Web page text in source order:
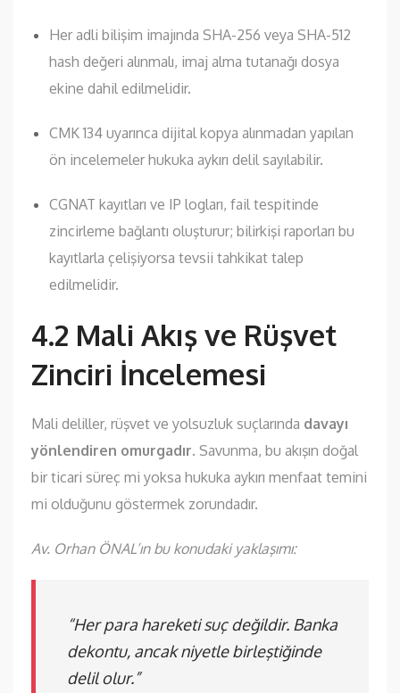
Her adli bilişim imajında SHA-256 veya SHA-512
hash değeri alınmalı, imaj alma tutanağı dosya
ekine dahil edilmelidir.
CMK 134 uyarınca dijital kopya alınmadan yapılan
ön incelemeler hukuka aykırı delil sayılabilir.
CGNAT kayıtları ve IP logları, fail tespitinde
zincirleme bağlantı oluşturur; bilirkişi raporları bu
kayıtlarla çelişiyorsa tevsii tahkikat talep
edilmelidir.
4.2 Mali Akış ve Rüşvet
Zinciri İncelemesi
Mali deliller, rüşvet ve yolsuzluk suçlarında davayı
yönlendiren omurgadır. Savunma, bu akışın doğal
bir ticari süreç mi yoksa hukuka aykırı menfaat temini
mi olduğunu göstermek zorundadır.
Av. Orhan ÖNAL’ın bu konudaki yaklaşımı:
“Her para hareketi suç değildir. Banka
dekontu, ancak niyetle birleştiğinde
delil olur.”